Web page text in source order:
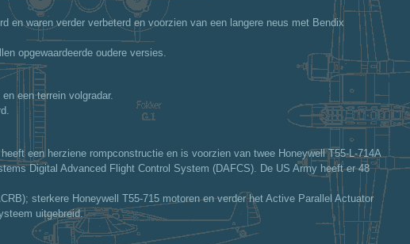
en waren verder verbeterd en voorzien van een langere neus met Bendix
opgewaardeerde oudere versies.
een terrein volgradar.
een herziene rompconstructie en is voorzien van twee Honeywell T55-L-714A
Digital Advanced Flight Control System (DAFCS). De US Army heeft er 48
sterkere Honeywell T55-715 motoren en verder het Active Parallel Actuator
uitgebreid.